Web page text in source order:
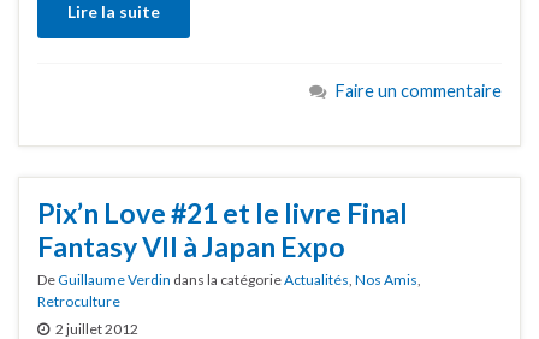
Lire la suite
Faire un commentaire
Pix’n Love #21 et le livre Final
Fantasy VII à Japan Expo
DeGuillaume Verdin dans la catégorieActualités Nos Amis
Retroculture
2 juillet 2012